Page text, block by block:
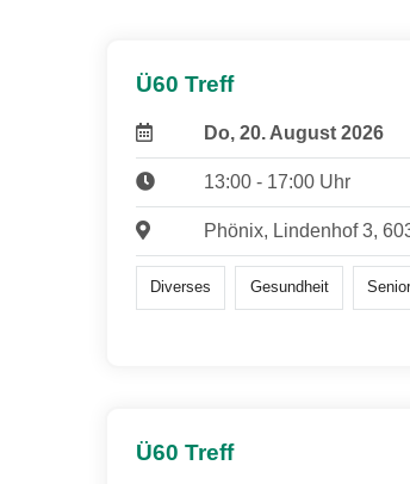
Ü60 Treff
Do, 20. August 2026
13:00 - 17:00 Uhr
Phönix, Lindenhof 3,
Diverses Gesundheit
Ü60 Treff